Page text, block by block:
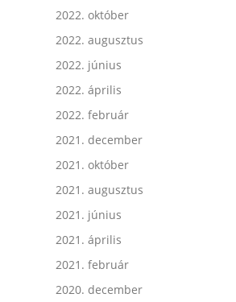
2022. október
2022. augusztus
2022. június
2022. április
2022. február
2021. december
2021. október
2021. augusztus
2021. június
2021. április
2021. február
2020. december